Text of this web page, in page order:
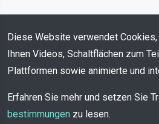
Diese Website verwendet
Ihnen Videos, Schaltflächen zum
Plattformen sowie animierte und
Erfahren Sie mehr und setzen Sie
bestimmungen zu lesen.